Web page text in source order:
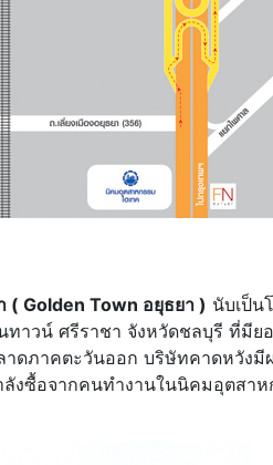
( Golden Town อยุธยา ) นับเป็น
ทาวน์ ศรีราชา จังหวัดชลบุรี ที่มีย
าดภาคตะวันออก บริษัทคาดหวัง
ลังซื้อจากคนทำงานในนิคมอุตสา